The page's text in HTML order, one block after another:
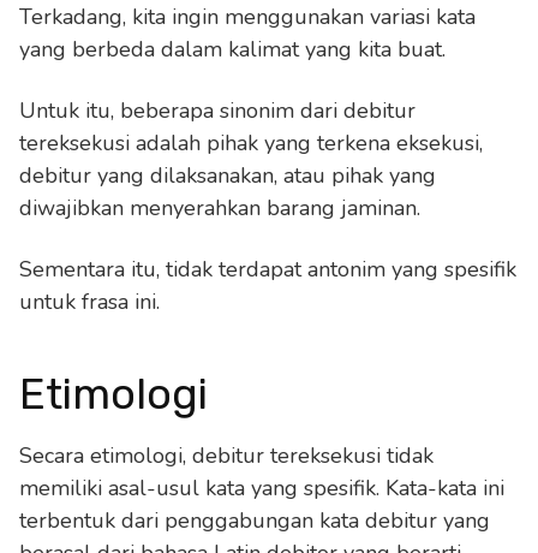
Terkadang, kita ingin menggunakan variasi kata
yang berbeda dalam kalimat yang kita buat.
Untuk itu, beberapa sinonim dari debitur
tereksekusi adalah pihak yang terkena eksekusi,
debitur yang dilaksanakan, atau pihak yang
diwajibkan menyerahkan barang jaminan.
Sementara itu, tidak terdapat antonim yang spesifik
untuk frasa ini.
Etimologi
Secara etimologi, debitur tereksekusi tidak
memiliki asal-usul kata yang spesifik. Kata-kata ini
terbentuk dari penggabungan kata debitur yang